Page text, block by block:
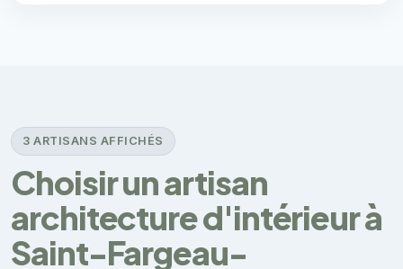
3 ARTISANS AFFICHÉS
Choisir un artisan
architecture d'intérieur à
Saint-Fargeau-